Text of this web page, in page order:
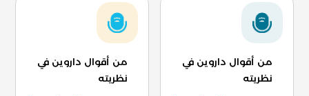
من أقوال داروين في
نظريته
من أقوال داروين في
نظريته